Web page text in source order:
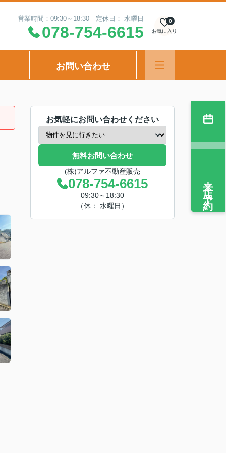
営業時間：09:30～18:30 定休日： 水曜日
078-754-6615 お気に入り
0
お問い合わせ
お気軽にお問い合わせください
無料お問い合わせ
(株)アルファ不動産販売
078-754-6615
09:30～18:30
（休： 水曜日）
来店予約